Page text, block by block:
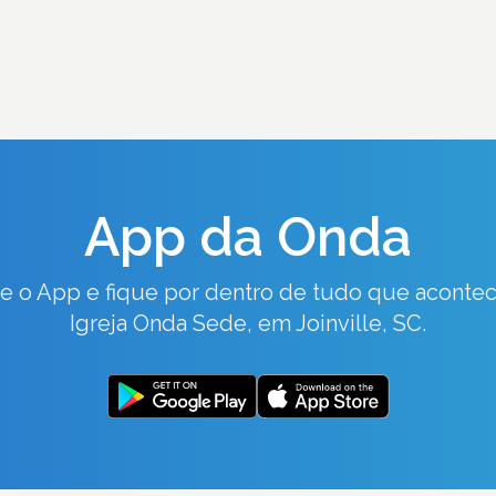
App da Onda
o App e fique por dentro de tudo que
Igreja Onda Sede, em Joinville, SC.